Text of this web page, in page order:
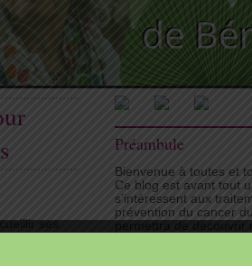
ses
Préambule
Bienvenue à toutes et
Ce blog est avant tout
s’intéressent aux
prévention du cancer